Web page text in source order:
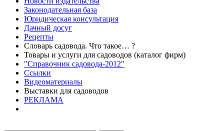
Законодательная база
Юридическая консультация
Дачный досуг
Рецепты
Словарь садовода. Что такое… ?
Товары и услуги для садоводов (каталог фирм)
"Справочник садовода-2012"
Ссылки
Видеоматериалы
Выставки для садоводов
РЕКЛАМА